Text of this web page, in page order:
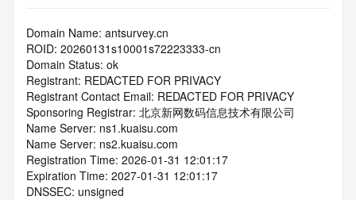
Domain Name: antsurvey.cn
ROID: 20260131s10001s72223333-cn
Domain Status: ok
Registrant: REDACTED FOR PRIVACY
Registrant Contact Email: REDACTED FOR PRIVACY
Sponsoring Registrar: 北京新网数码信息技术有限公司
Name Server: ns1.kuaisu.com
Name Server: ns2.kuaisu.com
Registration Time: 2026-01-31 12:01:17
Expiration Time: 2027-01-31 12:01:17
DNSSEC: unsigned